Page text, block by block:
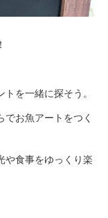
を一緒に探そう。
お魚アートをつく
や食事をゆっくり楽